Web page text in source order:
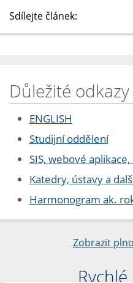
Sdílejte článek:
Důležité odkazy
ENGLISH
Studijní oddělení
SIS, webové
Katedry, ústavy a
Harmonogram ak.
Zobrazit